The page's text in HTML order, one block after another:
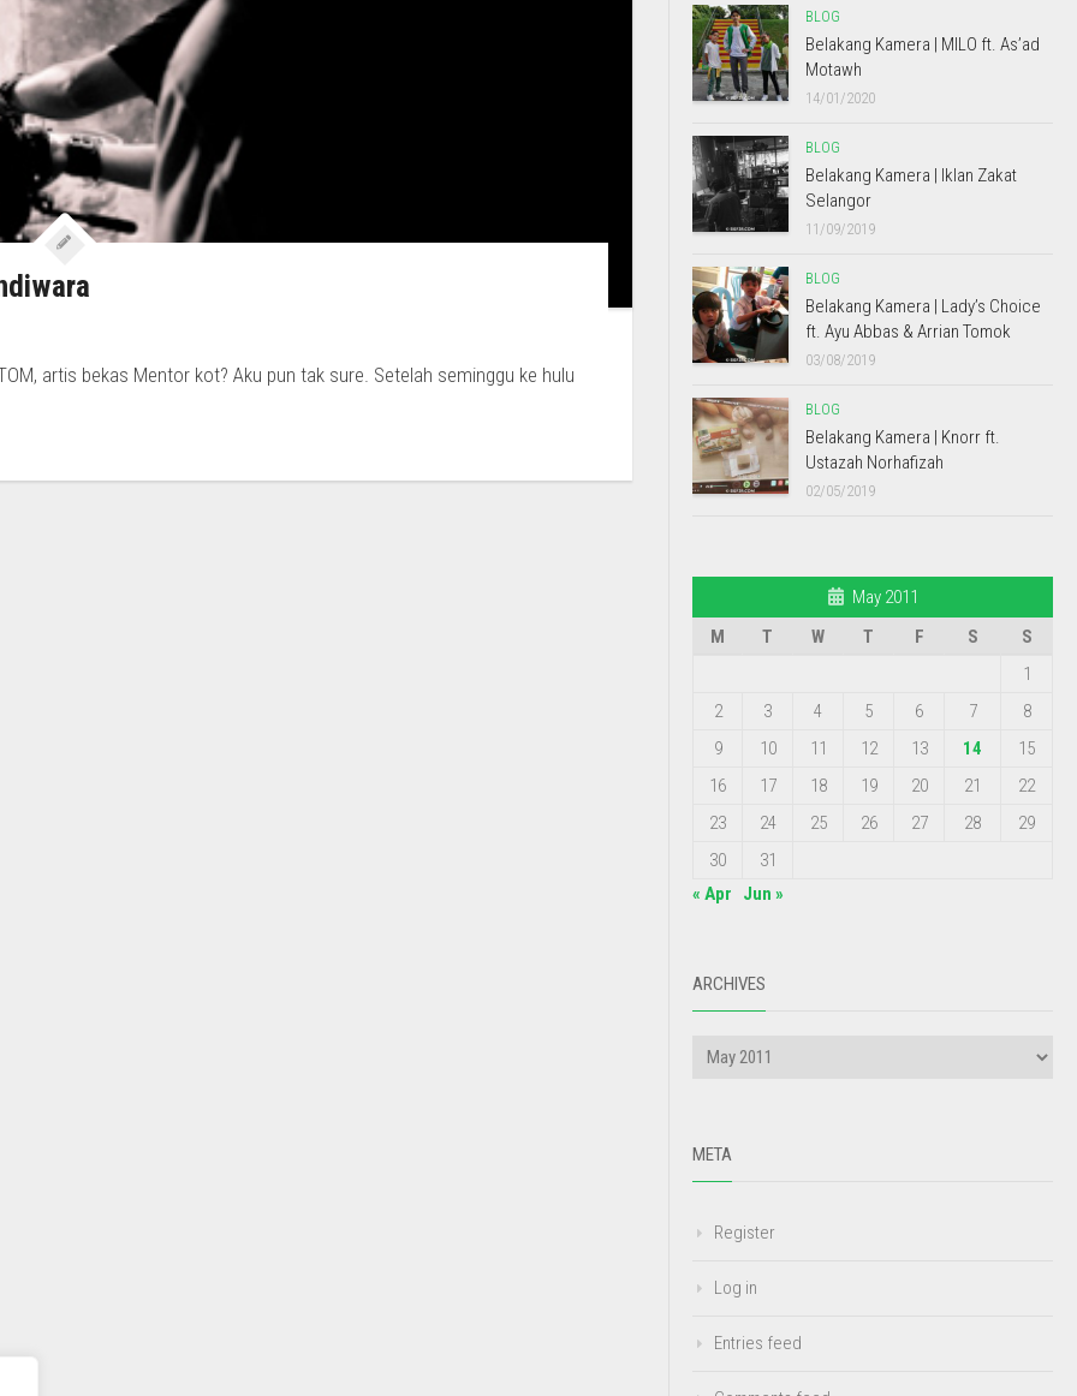
artis bekas Mentor kot? Aku pun tak sure. Setelah seminggu ke hulu
BLOG
Belakang Kamera | MILO ft. As’ad
Motawh
14/01/2020
BLOG
Belakang Kamera | Iklan Zakat
Selangor
11/09/2019
BLOG
Belakang Kamera | Lady’s Choice
ft. Ayu Abbas & Arrian Tomok
03/08/2019
BLOG
Belakang Kamera | Knorr ft.
Ustazah Norhafizah
02/05/2019
May 2011
M
T W T F S
S
1
2
3 4 5 6 7
8
9
10 11 12 13 14
15
16
17 18 19 20 21
22
23
24 25 26 27 28
29
30
31
« Apr
Jun »
ARCHIVES
META
Register
Log in
Entries feed